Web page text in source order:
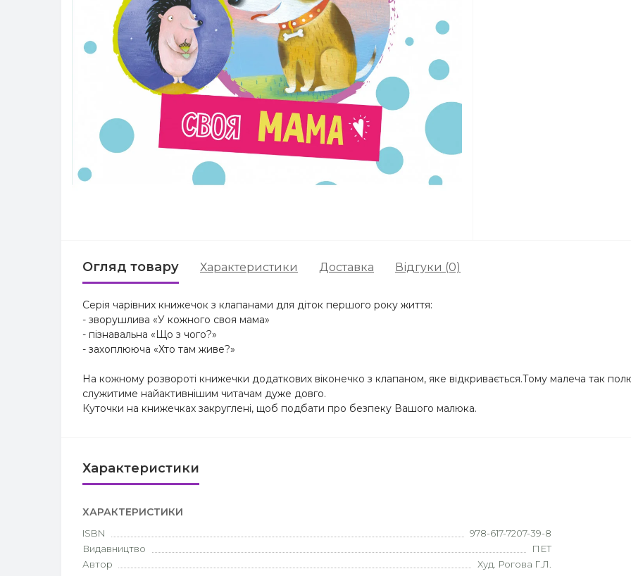
Огляд товару Характеристики Доставка Відгуки (0)
Серія чарівних книжечок з клапанами для діток першого року життя:
- зворушлива «У кожного своя мама»
- пізнавальна «Що з чого?»
- захоплююча «Хто там живе?»
На кожному розвороті книжечки додаткових віконечко з клапаном, яке відкривається.Тому малеча так
служитиме найактивнішим читачам дуже довго.
Куточки на книжечках закруглені, щоб подбати про безпеку Вашого малюка.
Характеристики
ХАРАКТЕРИСТИКИ
ISBN
978-617-7207-39-8
Видавництво
ПЕТ
Автор
Худ. Рогова Г.Л.